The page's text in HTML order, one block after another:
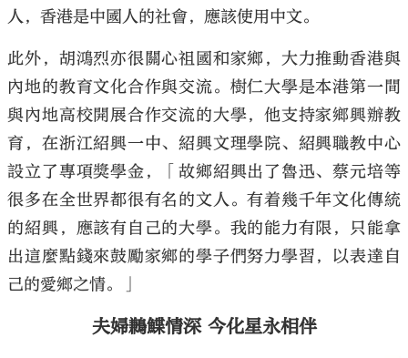
人，香港是中國人的社會，應該使用中文。
此外，胡鴻烈亦很關心祖國和家鄉，大力推動香港與
內地的教育文化合作與交流。樹仁大學是本港第一間
與內地高校開展合作交流的大學，他支持家鄉興辦教
育，在浙江紹興一中、紹興文理學院、紹興職教中心
設立了專項獎學金，「故鄉紹興出了魯迅、蔡元培等
很多在全世界都很有名的文人。有着幾千年文化傳統
的紹興，應該有自己的大學。我的能力有限，只能拿
出這麼點錢來鼓勵家鄉的學子們努力學習，以表達自
己的愛鄉之情。」
夫婦鶼鰈情深 今化星永相伴